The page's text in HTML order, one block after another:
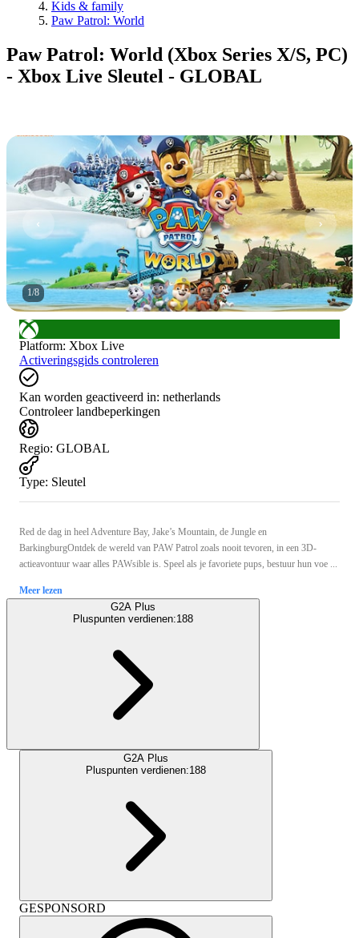
Kids & family
Paw Patrol: World
Paw Patrol: World (Xbox Series X/S, PC)
- Xbox Live Sleutel - GLOBAL
1/8
Platform: Xbox Live
Activeringsgids controleren
Kan worden geactiveerd in: netherlands
Controleer landbeperkingen
Regio: GLOBAL
Type: Sleutel
Red de dag in heel Adventure Bay, Jake’s Mountain, de Jungle en
BarkingburgOntdek de wereld van PAW Patrol zoals nooit tevoren, in een 3D-
actieavontuur waar alles PAWsible is. Speel als je favoriete pups, bestuur hun voe ...
Meer lezen
G2A Plus
Pluspunten verdienen:188
G2A Plus
Pluspunten verdienen:188
GESPONSORD